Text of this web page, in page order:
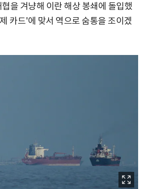
을 겨냥해 이란 해상 봉쇄에 돌입했
카드'에 맞서 역으로 숨통을 조이겠